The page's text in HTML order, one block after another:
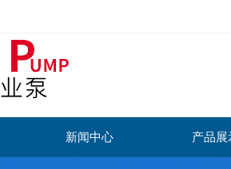
新闻中心 产品展